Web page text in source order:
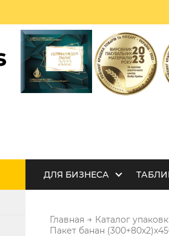
ДЛЯ БИЗНЕСА
Главная → Каталог
Пакет банан